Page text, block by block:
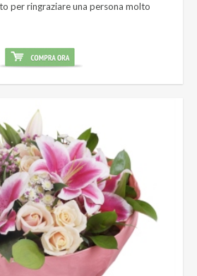
per ringraziare una persona molto